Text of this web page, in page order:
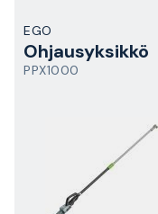
EGO
Ohjausyksikkö
PPX1000